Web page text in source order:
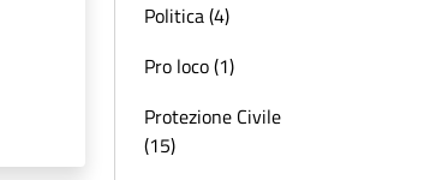
Politica (4)
Pro loco (1)
Protezione Civile
(15)